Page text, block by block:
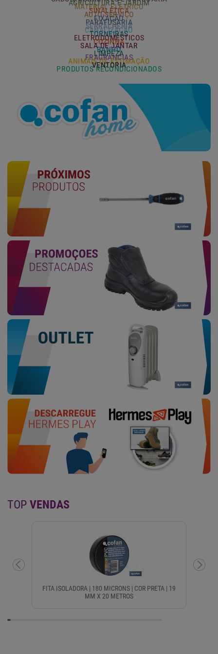
AGRICULTURA E JARDIM
MATERIAL ELÉTRICO
SINALÉTICA
AUTO-SERVIÇO
FIXAÇÃO
PARAFUSARIA
SERRALHERIA
CANALIZAÇÃO
TORNEIRAS
ELETRODOMÉSTICOS
COZINHA
SALA DE JANTAR
BANHO
LIMPEZA
FRAGRÂNCIAS
ANIMAIS DE ESTIMAÇÃO
VENTORIA
PRODUTOS RECONDICIONADOS
TOP VENDAS
FITA ISOLADORA | 180 MICRONS | COR PRETA | 19
MM X 20 METROS